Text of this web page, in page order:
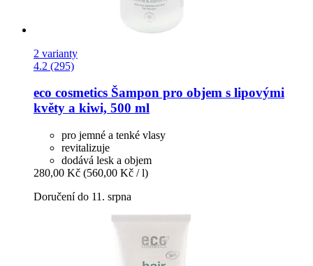
2 varianty
4.2 (295)
eco cosmetics Šampon pro objem s lipovými
květy a kiwi, 500 ml
pro jemné a tenké vlasy
revitalizuje
dodává lesk a objem
280,00 Kč (560,00 Kč / l)
Doručení do 11. srpna